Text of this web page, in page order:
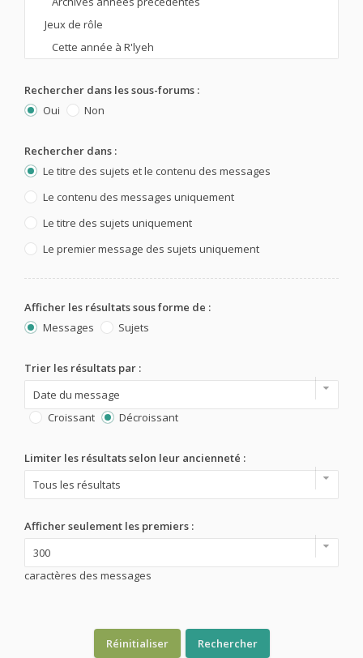
Rechercher dans les sous-forums :
Oui
Non
Rechercher dans :
Le titre des sujets et le contenu des messages
Le contenu des messages uniquement
Le titre des sujets uniquement
Le premier message des sujets uniquement
Afficher les résultats sous forme de :
Messages
Sujets
Trier les résultats par :
Croissant Décroissant
Limiter les résultats selon leur ancienneté :
Afficher seulement les premiers :
caractères des messages